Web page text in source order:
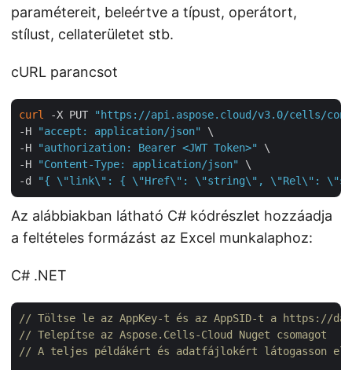
paramétereit, beleértve a típust, operátort,
stílust, cellaterületet stb.
cURL parancsot
curl -X PUT
"https://api.aspose.cloud/v3.0/cells/
-H
"accept: application/json"
\
-H
"authorization: Bearer <JWT Token>"
\
-H
"Content-Type: application/json"
\
-d
"{ \"link\": { \"Href\": \"string\", \"Rel\":
Az alábbiakban látható C# kódrészlet hozzáadja
a feltételes formázást az Excel munkalaphoz:
C# .NET
// Töltse le az AppKey-t és az AppSID-t a https://
// Telepítse az Aspose.Cells-Cloud Nuget csomagot
// A teljes példákért és adatfájlokért látogasson el